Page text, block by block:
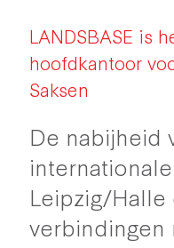
LANDSBASE is
hoofdkantoor
Saksen
De nabijheid
Leipzig/
verbindingen